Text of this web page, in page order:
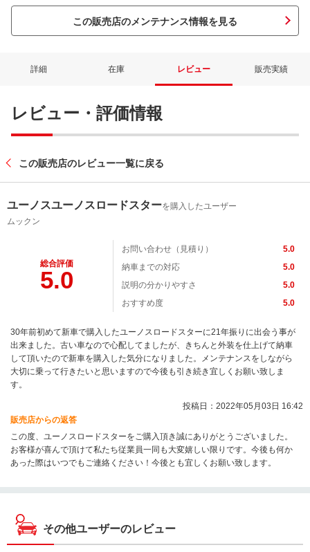
この販売店のメンテナンス情報を見る
詳細 在庫 レビュー 販売実績
レビュー・評価情報
この販売店のレビュー一覧に戻る
ユーノスユーノスロードスターを購入したユーザー
ムックン
総合評価
5.0
お問い合わせ（見積り）
5.0
納車までの対応
5.0
説明の分かりやすさ
5.0
おすすめ度
5.0
30年前初めて新車で購入したユーノスロードスターに21年振りに出会う事が
出来ました。古い車なので心配してましたが、きちんと外装を仕上げて納車
して頂いたので新車を購入した気分になりました。メンテナンスをしながら
大切に乗って行きたいと思いますので今後も引き続き宜しくお願い致しま
す。
投稿日：2022年05月03日 16:42
販売店からの返答
この度、ユーノスロードスターをご購入頂き誠にありがとうございました。
お客様が喜んで頂けて私たち従業員一同も大変嬉しい限りです。今後も何か
あった際はいつでもご連絡ください！今後とも宜しくお願い致します。
その他ユーザーのレビュー